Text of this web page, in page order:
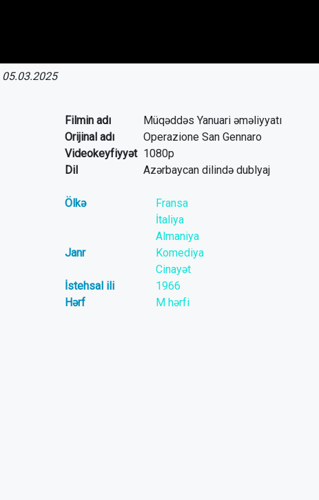
05.03.2025
Filmin adı
Müqəddəs Yanuari əməliyyatı
Orijinal adı
Operazione San Gennaro
Videokeyfiyyət 1080p
Dil
Azərbaycan dilində dublyaj
Ölkə
Fransa
İtaliya
Almaniya
Janr
Komediya
Cinayət
İstehsal ili
1966
Hərf
M hərfi